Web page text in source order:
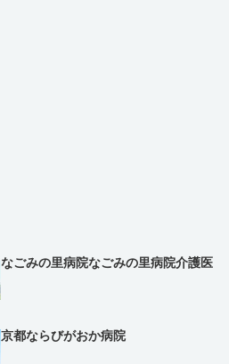
なごみの里病院なごみの里病院介護医
京都ならびがおか病院